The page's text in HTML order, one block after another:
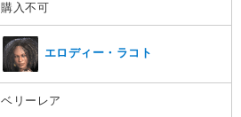
購入不可
エロディー・ラコト
ベリーレア